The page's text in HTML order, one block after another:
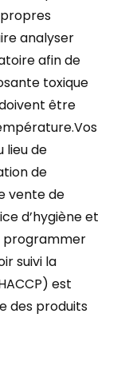
analyser
afin de
toxique
être
lieu de
de
vente de
d’hygiène et
programmer
suivi la
est
des produits